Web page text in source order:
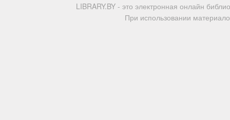
LIBRARY.BY - это электронная онлайн
При использовании